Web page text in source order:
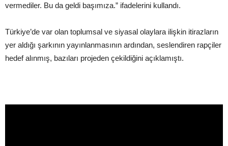
vermediler. Bu da geldi başımıza.” ifadelerini kullandı.
Türkiye’de var olan toplumsal ve siyasal olaylara ilişkin itirazların
yer aldığı şarkının yayınlanmasının ardından, seslendiren rapçiler
hedef alınmış, bazıları projeden çekildiğini açıklamıştı.